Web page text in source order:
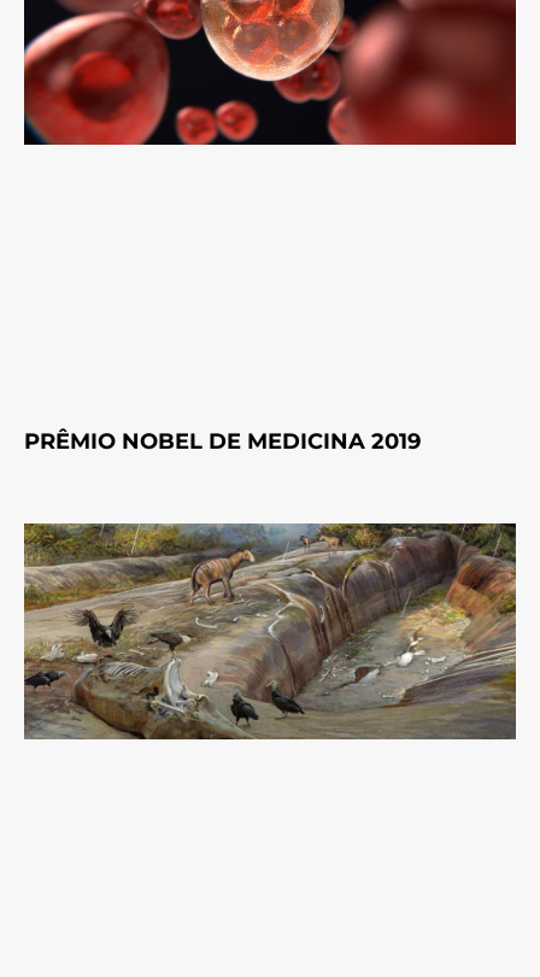
PRÊMIO NOBEL DE MEDICINA 2019